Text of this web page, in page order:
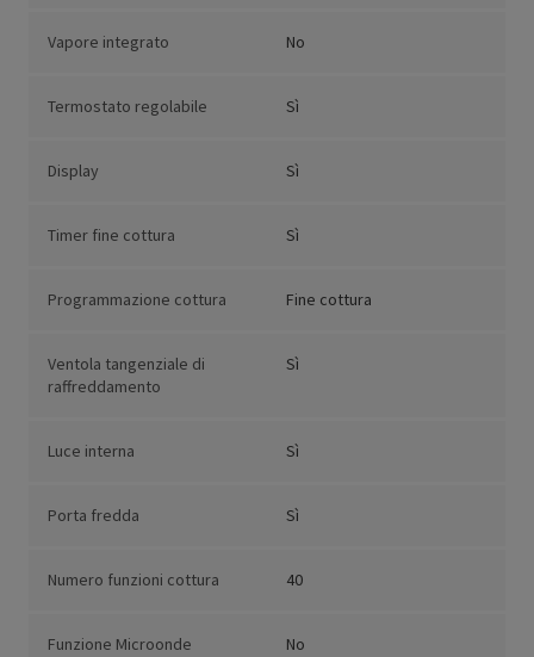
Vapore integrato No
Termostato regolabile Sì
Display Sì
Timer fine cottura Sì
Programmazione cottura Fine cottura
Ventola tangenziale di
raffreddamento
Sì
Luce interna Sì
Porta fredda Sì
Numero funzioni cottura 40
Funzione Microonde No